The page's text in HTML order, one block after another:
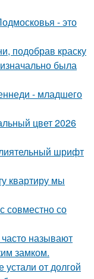
- это
подобрав краску
изначально была
- младшего
цвет 2026
шрифт
квартиру мы
совместно со
называют
замком.
от долгой